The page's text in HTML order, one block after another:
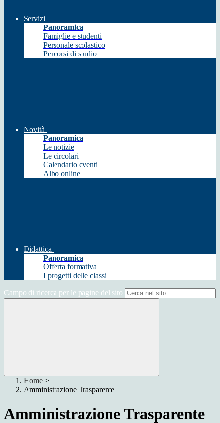
Servizi
Panoramica
Famiglie e studenti
Personale scolastico
Percorsi di studio
Novità
Panoramica
Le notizie
Le circolari
Calendario eventi
Albo online
Didattica
Panoramica
Offerta formativa
I progetti delle classi
Campo di ricerca per le pagine del sito
Home >
Amministrazione Trasparente
Amministrazione Trasparente